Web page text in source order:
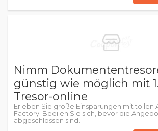
Nimm
günstig wie möglich mit
Tresor-online
Erleben Sie große Einsparungen mit tollen
Factory. Beeilen Sie sich, bevor die
abgeschlossen sind.